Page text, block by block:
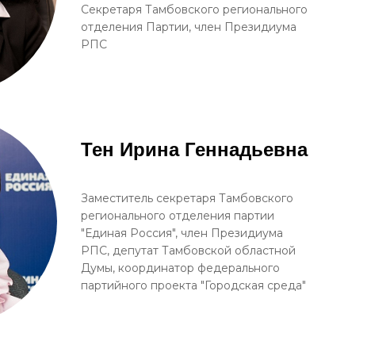
Секретаря Тамбовского регионального
отделения Партии, член Президиума
РПС
Тен Ирина Геннадьевна
Заместитель секретаря Тамбовского
регионального отделения партии
"Единая Россия", член Президиума
РПС, депутат Тамбовской областной
Думы, координатор федерального
партийного проекта "Городская среда"